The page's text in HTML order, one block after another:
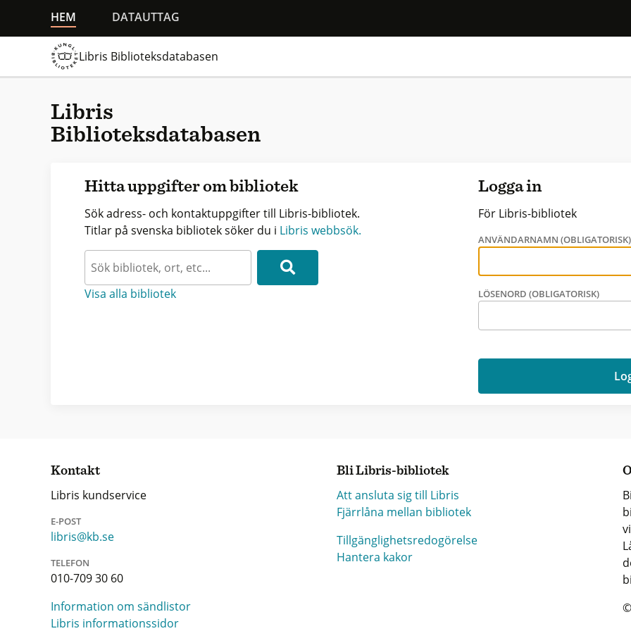
HEM DATAUTTAG
Libris Biblioteksdatabasen
Libris
Biblioteksdatabasen
Hitta uppgifter om bibliotek
Sök adress- och kontaktuppgifter till Libris-bibliotek.
Titlar på svenska bibliotek söker du i Libris webbsök.
Visa alla bibliotek
Logga in
För Libris-bibliotek
ANVÄNDARNAMN (OBLIGATORISK)
LÖSENORD (OBLIGATORISK)
Kontakt
Libris kundservice
E-POST
libris@kb.se
TELEFON
010-709 30 60
Information om sändlistor
Libris informationssidor
Bli Libris-bibliotek
Att ansluta sig till Libris
Fjärrlåna mellan bibliotek
Tillgänglighetsredogörelse
Hantera kakor